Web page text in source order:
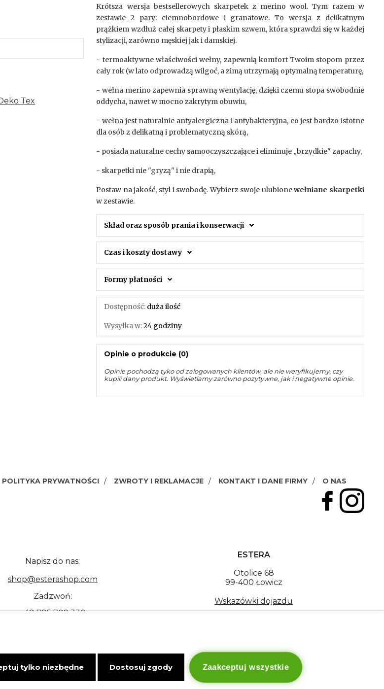
Tex
Krótsza wersja bestsellerowych skarpetek z merino wool. Tym razem w
zestawie 2 pary: ciemnobordowe i granatowe. To wersja z delikatnym
prążkiem wzdłuż całej skarpety i płaskim szwem, która sprawdzi się w każdej
stylizacji, zarówno męskiej jak i damskiej.
- termoaktywne właściwości wełny, zapewnią komfort Twoim stopom przez
cały rok (w lato odprowadzą wilgoć, a zimą utrzymają optymalną temperaturę,
- wełna merino zapewnia sprawną wentylację, dzięki czemu stopa swobodnie
oddycha, nawet w mocno zakrytym obuwiu,
- wełna jest naturalnie antyalergiczna i antybakteryjna, co jest bardzo istotne
dla osób z delikatną i problematyczną skórą,
- posiada naturalne cechy samooczyszczające i eliminuje „brzydkie" zapachy,
- skarpetki nie "gryzą" i nie drapią,
Postaw na jakość, styl i swobodę. Wybierz swoje ulubionewełniane skarpetki
w zestawie.
Skład oraz sposób prania i konserwacji
Czas i koszty dostawy
Formy płatności
Dostępność: duża ilość
Wysyłka w:24 godziny
Opinie o produkcie (0)
Opinie pochodzą tyko od zalogowanych klientów, ale nie weryfikujemy, czy
kupili dany produkt. Wyświetlamy zarówno pozytywne, jak i negatywne opinie.
POLITYKA PRYWATNOŚCI ZWROTY I REKLAMACJE KONTAKT I DANE FIRMY O NAS
Napisz do nas:
shop@esterashop.com
Zadzwoń:
+48 785 709 330
ESTERA
Otolice 68
99-400 Łowicz
Wskazówki dojazdu
Copyright © Estera. Wszelkie prawa zastrzeżone.
Managed byDigitalCraft Solutions
tylko niezbędne Dostosuj zgody Zaakceptuj wszystkie